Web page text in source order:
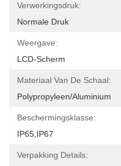
Verwerkingsdruk:
Normale Druk
Weergave:
LCD-Scherm
Materiaal Van De Schaal:
Polypropyleen/aluminium
Beschermingsklasse:
IP65,IP67
Verpakking Details: